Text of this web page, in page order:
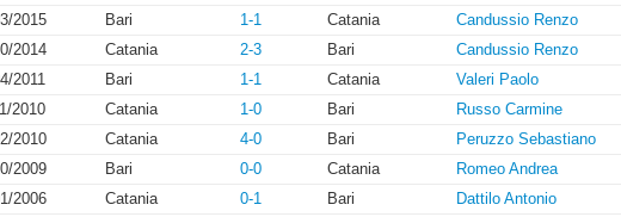
2015 Bari 1-1 Catania
Candussio Renzo
2014 Catania 2-3 Bari
Candussio Renzo
2011 Bari 1-1 Catania
Valeri Paolo
2010 Catania 1-0 Bari
Russo Carmine
2010 Catania 4-0 Bari
Peruzzo Sebastiano
2009 Bari 0-0 Catania
Romeo Andrea
2006 Catania 0-1 Bari
Dattilo Antonio